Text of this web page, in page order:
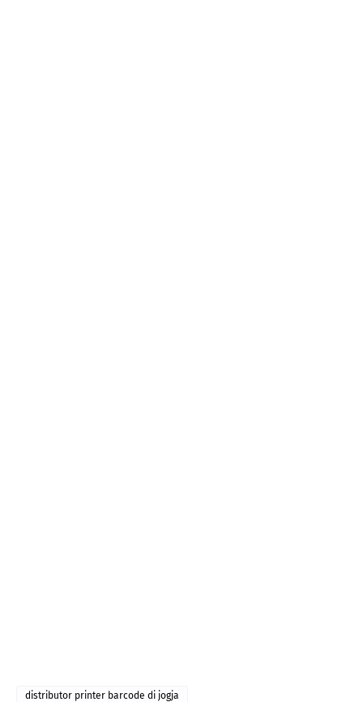
distributor printer barcode di jogja